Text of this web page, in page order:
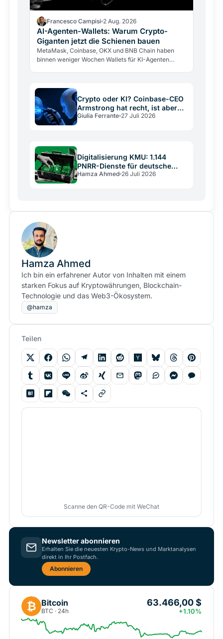
Francesco Campisi 2 Aug. 2026
AI-Agenten-Wallets: Warum Crypto-
Giganten jetzt die Schienen bauen
MetaMask, Coinbase, OKX und BNB Chain haben
binnen weniger Wochen Wallets für KI-Agenten
Crypto oder KI? Coinbase-CEO
Armstrong hat recht, ist aber
kein neutraler Schiedsrichter
Giulia Ferrante 27 Juli 2026
Digitalisierung KMU: 1.144
PNRR-Dienste für deutsche
Mittelständler
Hamza Ahmed 26 Juli 2026
Hamza Ahmed
Ich bin ein erfahrener Autor von Inhalten mit einem
starken Fokus auf Kryptowährungen, Blockchain-
Technologie und das Web3-Ökosystem.
@hamza
Teilen
Scanne den QR-Code mit WeChat
Newsletter abonnieren
Erhalten Sie die neuesten Krypto-News und Marktanalysen
direkt in Ihr Postfach.
Abonnieren
₿ Bitcoin
BTC · 24h
63.466,00 $
+1.10%